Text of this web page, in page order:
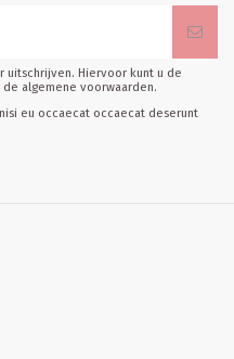
uitschrijven. Hiervoor kunt u de
algemene voorwaarden.
eu occaecat occaecat deserunt